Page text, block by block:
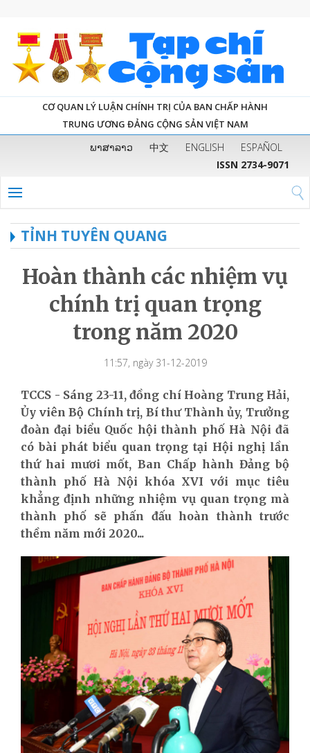
CƠ QUAN LÝ LUẬN CHÍNH TRỊ CỦA BAN CHẤP HÀNH
TRUNG ƯƠNG ĐẢNG CỘNG SẢN VIỆT NAM
ພາສາລາວ 中文 ENGLISH
ESPAÑOL
ISSN 2734-9071
TỈNH TUYÊN QUANG
Hoàn thành các nhiệm vụ
chính trị quan trọng
trong năm 2020
11:57, ngày 31-12-2019
TCCS - Sáng 23-11, đồng chí Hoàng Trung Hải,
Ủy viên Bộ Chính trị, Bí thư Thành ủy, Trưởng
đoàn đại biểu Quốc hội thành phố Hà Nội đã
có bài phát biểu quan trọng tại Hội nghị lần
thứ hai mươi mốt, Ban Chấp hành Đảng bộ
thành phố Hà Nội khóa XVI với mục tiêu
khẳng định những nhiệm vụ quan trọng mà
thành phố sẽ phấn đấu hoàn thành trước
thềm năm mới 2020...